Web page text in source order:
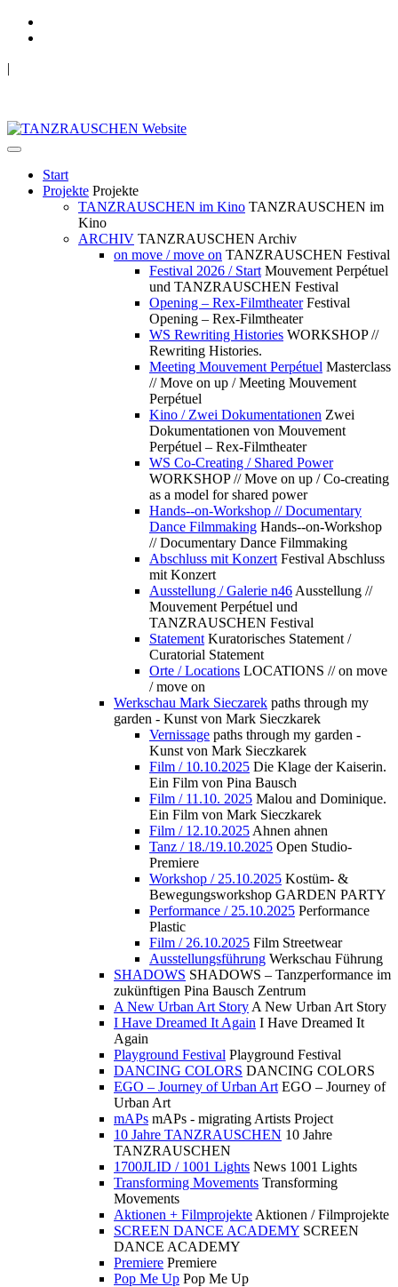
|
Start
Projekte Projekte
TANZRAUSCHEN im Kino TANZRAUSCHEN im
Kino
ARCHIV TANZRAUSCHEN Archiv
on move / move on TANZRAUSCHEN Festival
Festival 2026 / Start Mouvement Perpétuel
und TANZRAUSCHEN Festival
Opening – Rex-Filmtheater Festival
Opening – Rex-Filmtheater
WS Rewriting Histories WORKSHOP //
Rewriting Histories.
Meeting Mouvement Perpétuel Masterclass
// Move on up / Meeting Mouvement
Perpétuel
Kino / Zwei Dokumentationen Zwei
Dokumentationen von Mouvement
Perpétuel – Rex-Filmtheater
WS Co-Creating / Shared Power
WORKSHOP // Move on up / Co-creating
as a model for shared power
Hands--on-Workshop // Documentary
Dance Filmmaking Hands--on-Workshop
// Documentary Dance Filmmaking
Abschluss mit Konzert Festival Abschluss
mit Konzert
Ausstellung / Galerie n46 Ausstellung //
Mouvement Perpétuel und
TANZRAUSCHEN Festival
Statement Kuratorisches Statement /
Curatorial Statement
Orte / Locations LOCATIONS // on move
/ move on
Werkschau Mark Sieczarek paths through my
garden - Kunst von Mark Sieczkarek
Vernissage paths through my garden -
Kunst von Mark Sieczkarek
Film / 10.10.2025 Die Klage der Kaiserin.
Ein Film von Pina Bausch
Film / 11.10. 2025 Malou and Dominique.
Ein Film von Mark Sieczkarek
Film / 12.10.2025 Ahnen ahnen
Tanz / 18./19.10.2025 Open Studio-
Premiere
Workshop / 25.10.2025 Kostüm- &
Bewegungsworkshop GARDEN PARTY
Performance / 25.10.2025 Performance
Plastic
Film / 26.10.2025 Film Streetwear
Ausstellungsführung Werkschau Führung
SHADOWS SHADOWS – Tanzperformance im
zukünftigen Pina Bausch Zentrum
A New Urban Art Story A New Urban Art Story
I Have Dreamed It Again I Have Dreamed It
Again
Playground Festival Playground Festival
DANCING COLORS DANCING COLORS
EGO – Journey of Urban Art EGO – Journey of
Urban Art
mAPs mAPs - migrating Artists Project
10 Jahre TANZRAUSCHEN 10 Jahre
TANZRAUSCHEN
1700JLID / 1001 Lights News 1001 Lights
Transforming Movements Transforming
Movements
Aktionen + Filmprojekte Aktionen / Filmprojekte
SCREEN DANCE ACADEMY SCREEN
DANCE ACADEMY
Premiere Premiere
Pop Me Up Pop Me Up